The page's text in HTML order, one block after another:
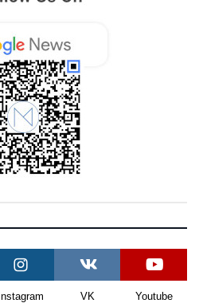
Instagram VK Youtube